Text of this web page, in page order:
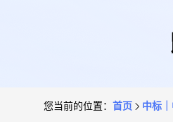
您当前的位置： 首页 中标